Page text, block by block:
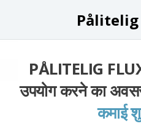
PÅLITELIG
उपयोग करने का
कमाई